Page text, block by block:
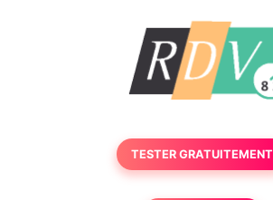
TESTER GRATUITEMENT